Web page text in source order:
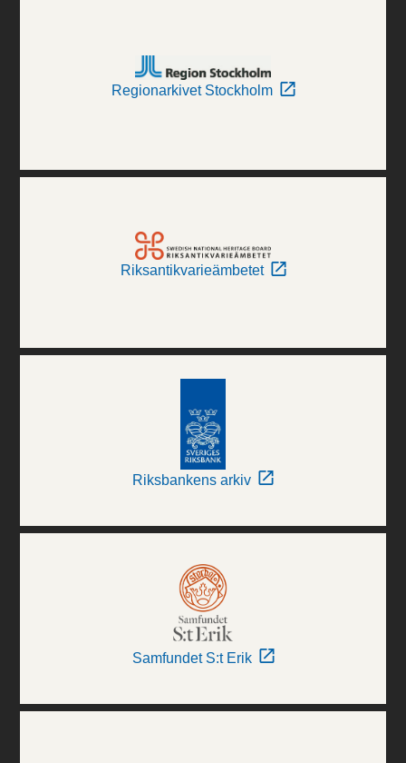
Regionarkivet Stockholm
Riksantikvarieämbetet
Riksbankens arkiv
Samfundet S:t Erik